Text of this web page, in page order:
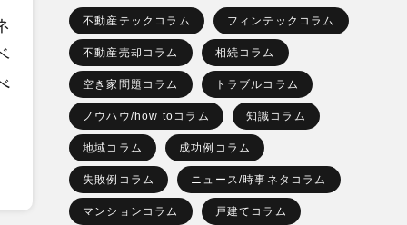
不動産テックコラム フィンテックコラム
不動産売却コラム 相続コラム
空き家問題コラム トラブルコラム
ノウハウ/how toコラム 知識コラム
地域コラム 成功例コラム
失敗例コラム ニュース/時事ネタコラム
マンションコラム 戸建てコラム